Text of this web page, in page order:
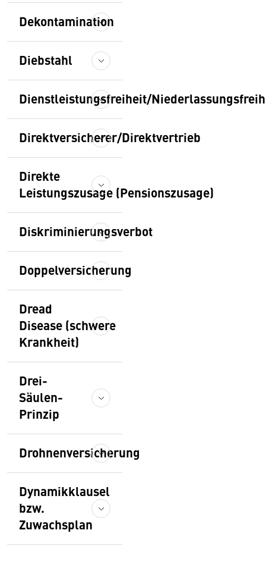
Dekontamination
Diebstahl
Dienstleistungsfreiheit/
Direktversicherer/Direktvertrieb
Direkte
Leistungszusage (Pensionszusage)
Diskriminierungsverbot
Doppelversicherung
Dread
Disease (schwere
Krankheit)
Drei-
Säulen-
Prinzip
Drohnenversicherung
Dynamikklausel
bzw.
Zuwachsplan